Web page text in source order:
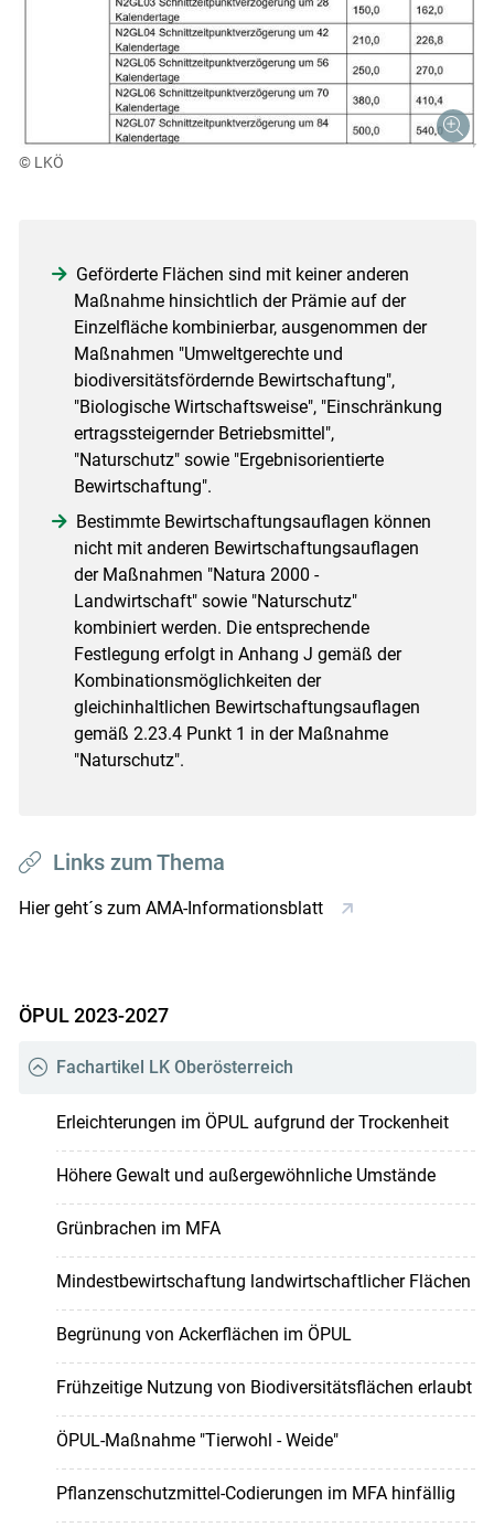
Skip to main content
© LKÖ
Geförderte Flächen sind mit keiner anderen
Maßnahme hinsichtlich der Prämie auf der
Einzelfläche kombinierbar, ausgenommen der
Maßnahmen "Umweltgerechte und
biodiversitätsfördernde Bewirtschaftung",
"Biologische Wirtschaftsweise", "Einschränkung
ertragssteigernder Betriebsmittel",
"Naturschutz" sowie "Ergebnisorientierte
Bewirtschaftung".
Bestimmte Bewirtschaftungsauflagen können
nicht mit anderen Bewirtschaftungsauflagen
der Maßnahmen "Natura 2000 -
Landwirtschaft" sowie "Naturschutz"
kombiniert werden. Die entsprechende
Festlegung erfolgt in Anhang J gemäß der
Kombinationsmöglichkeiten der
gleichinhaltlichen Bewirtschaftungsauflagen
gemäß 2.23.4 Punkt 1 in der Maßnahme
"Naturschutz".
Links zum Thema
Hier geht´s zum AMA-Informationsblatt
ÖPUL 2023-2027
Fachartikel LK Oberösterreich
Erleichterungen im ÖPUL aufgrund der Trockenheit
Höhere Gewalt und außergewöhnliche Umstände
Grünbrachen im MFA
Mindestbewirtschaftung landwirtschaftlicher Flächen
Begrünung von Ackerflächen im ÖPUL
Frühzeitige Nutzung von Biodiversitätsflächen erlaubt
ÖPUL-Maßnahme "Tierwohl - Weide"
Pflanzenschutzmittel-Codierungen im MFA hinfällig